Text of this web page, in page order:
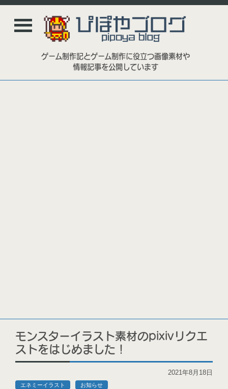
ゲーム制作記とゲーム制作に役立つ画像素材や
情報記事を公開しています
モンスターイラスト素材のpixivリクエ
ストをはじめました！
2021年8月18日
エネミーイラスト
お知らせ